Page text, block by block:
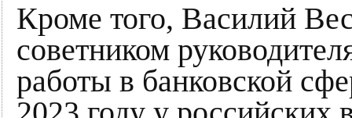
Кроме того, Василий
советником
работы в банковской